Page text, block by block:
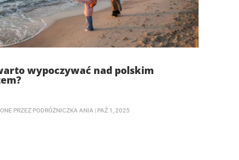
wypoczywać nad polskim
PRZEZ PODRÓŻNICZKA ANIA | PAŹ 1, 2025